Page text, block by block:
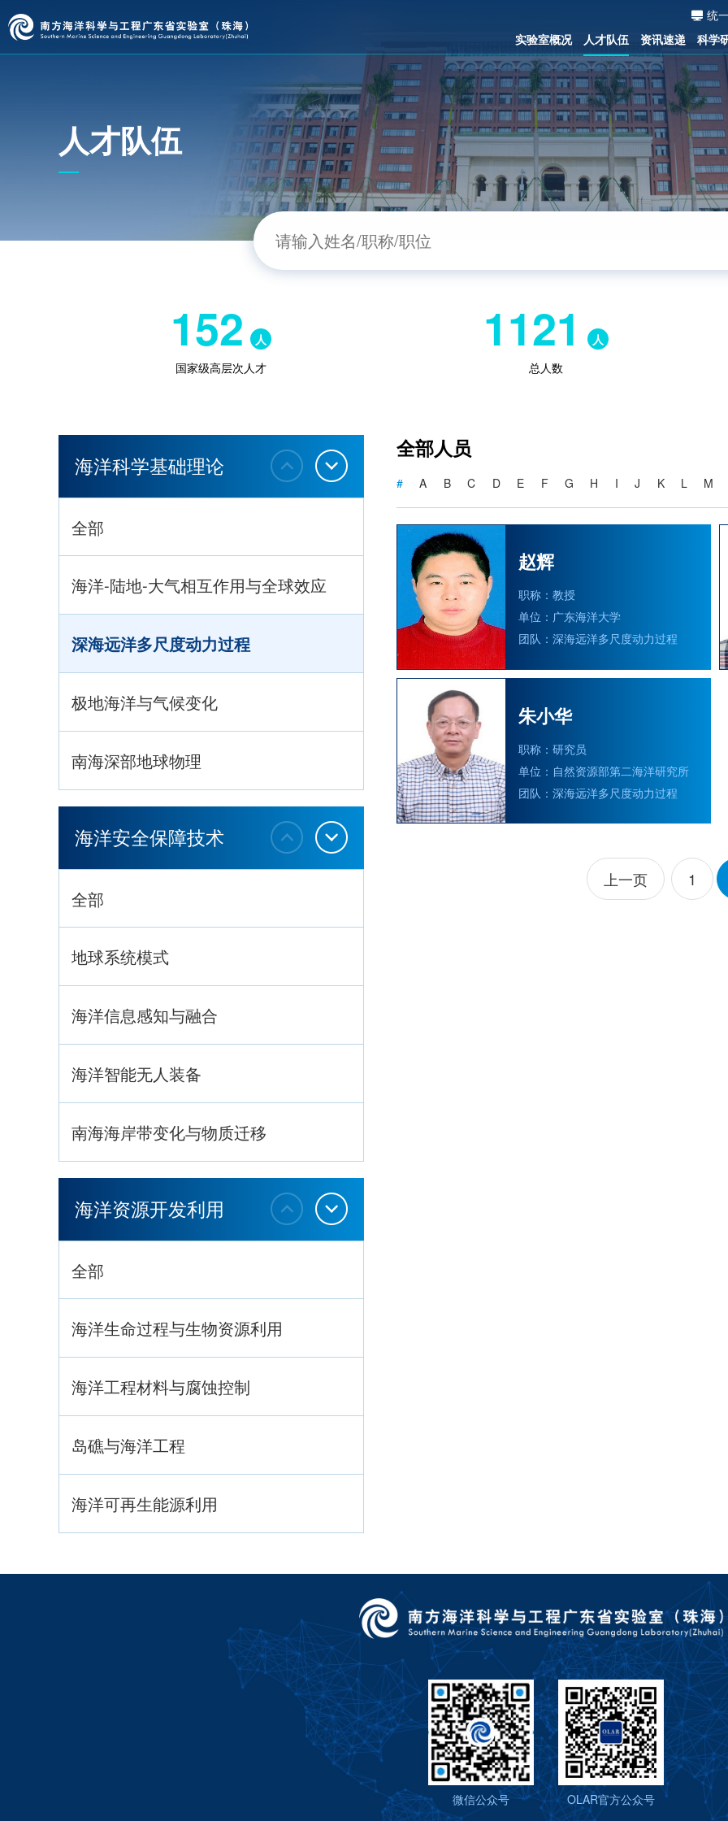
统
实验室概况
人才队伍 资讯速递 科学
人才队伍
152
人
国家级高层次人才
1121
人
总人数
海洋科学基础理论
全部
海洋-陆地-大气相互作用与全球效应
深海远洋多尺度动力过程
极地海洋与气候变化
南海深部地球物理
海洋安全保障技术
全部
地球系统模式
海洋信息感知与融合
海洋智能无人装备
南海海岸带变化与物质迁移
海洋资源开发利用
全部
海洋生命过程与生物资源利用
海洋工程材料与腐蚀控制
岛礁与海洋工程
海洋可再生能源利用
全部人员
# A B C D E F G H I J K L M
赵辉
职称：教授
单位：广东海洋大学
团队：深海远洋多尺度动力过程
朱小华
职称：研究员
单位：自然资源部第二海洋研究所
团队：深海远洋多尺度动力过程
上一页 1
微信公众号 OLAR官方公众号